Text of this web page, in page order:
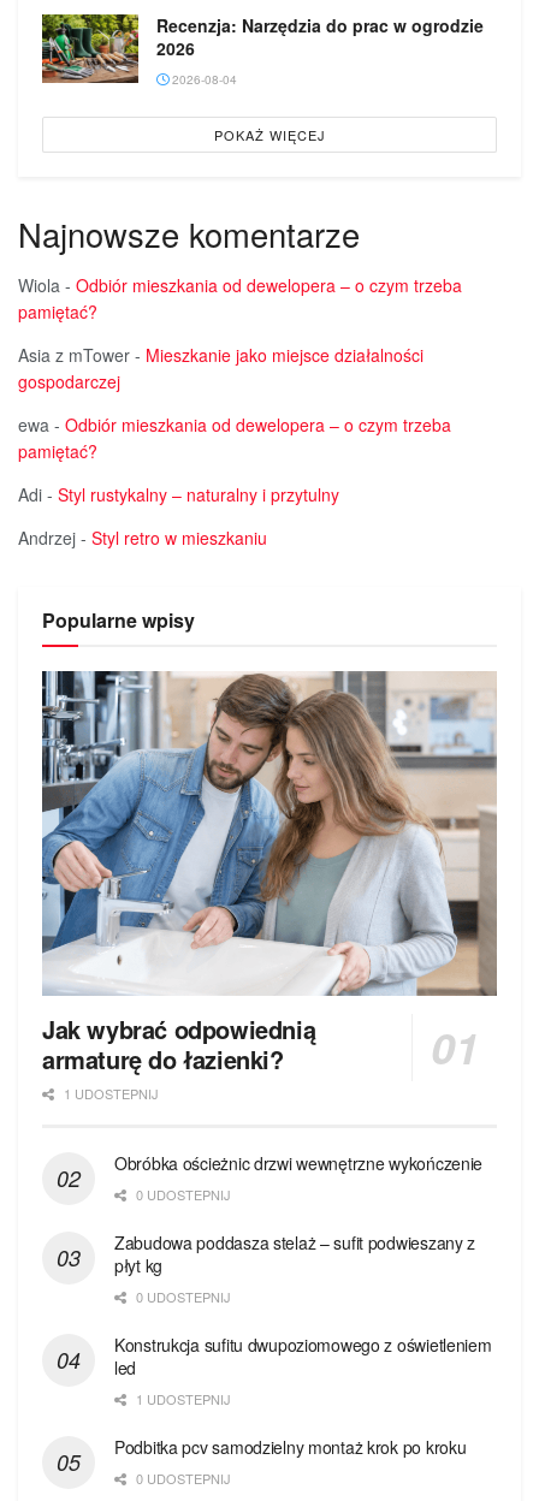
Recenzja: Narzędzia do prac w ogrodzie
2026
2026-08-04
POKAŻ WIĘCEJ
Najnowsze komentarze
Wiola - Odbiór mieszkania od dewelopera – o czym trzeba
pamiętać?
Asia z mTower - Mieszkanie jako miejsce działalności
gospodarczej
ewa - Odbiór mieszkania od dewelopera – o czym trzeba
pamiętać?
Adi - Styl rustykalny – naturalny i przytulny
Andrzej - Styl retro w mieszkaniu
Popularne wpisy
Jak wybrać odpowiednią
armaturę do łazienki?
1 UDOSTEPNIJ
Obróbka ościeżnic drzwi wewnętrzne wykończenie
0 UDOSTEPNIJ
Zabudowa poddasza stelaż – sufit podwieszany z
płyt kg
0 UDOSTEPNIJ
Konstrukcja sufitu dwupoziomowego z oświetleniem
led
1 UDOSTEPNIJ
Podbitka pcv samodzielny montaż krok po kroku
0 UDOSTEPNIJ